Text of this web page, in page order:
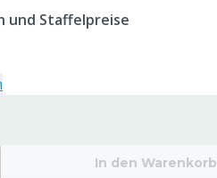
In den Warenkorb
und Staffelpreise